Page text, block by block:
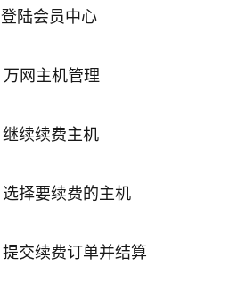
登陆会员中心
万网主机管理
继续续费主机
选择要续费的主机
提交续费订单并结算